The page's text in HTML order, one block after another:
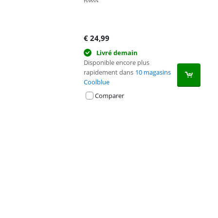
€ 24,99
Livré demain
Disponible encore plus
rapidement dans 10 magasins
Coolblue
Comparer